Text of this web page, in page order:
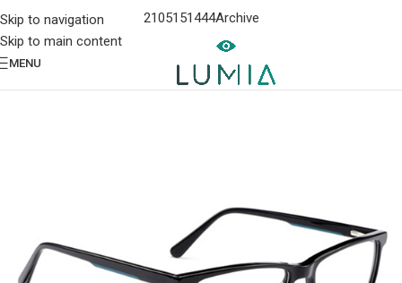
Skip to navigation
Skip to main content
2105151444Archive
MENU